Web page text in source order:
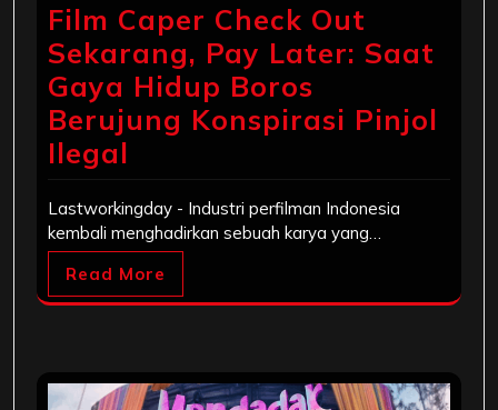
Film Caper Check Out
Sekarang, Pay Later: Saat
Gaya Hidup Boros
Berujung Konspirasi Pinjol
Ilegal
Lastworkingday - Industri perfilman Indonesia
kembali menghadirkan sebuah karya yang…
Read More